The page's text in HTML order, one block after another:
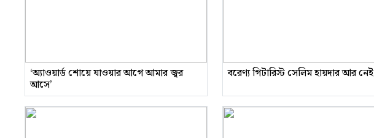
‘অ্যাওয়ার্ড শোয়ে যাওয়ার আগে আমার জ্বর
আসে’
বরেণ্য গিটারিস্ট সেলিম হায়দার আর নেই